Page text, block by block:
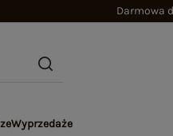
Darmowa
Wyprzedaże